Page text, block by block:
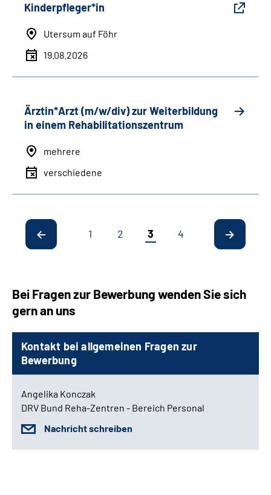
Kinderpfleger*in
Utersum auf Föhr
19.08.2026
Ärztin*Arzt (m/w/div) zur Weiterbildung
in einem Rehabilitationszentrum
mehrere
verschiedene
1 2 3 4
Bei Fragen zur Bewerbung wenden Sie sich
gern an uns
Kontakt bei allgemeinen Fragen zur
Bewerbung
Angelika Konczak
DRV Bund Reha-Zentren - Bereich Personal
Nachricht schreiben